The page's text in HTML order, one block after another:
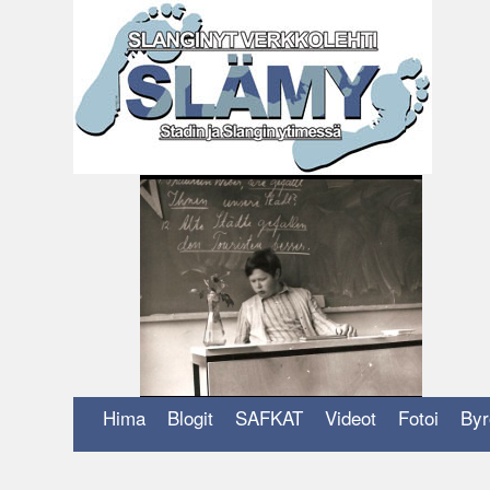
Hima Blogit SAFKAT Videot Fotoi